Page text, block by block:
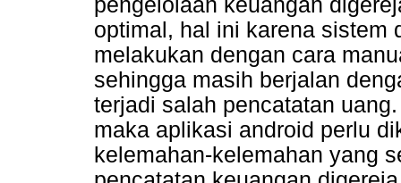
pengelolaan keuangan
optimal, hal ini karena sistem
melakukan dengan cara
sehingga masih berjalan
terjadi salah pencatatan
maka aplikasi android perlu
kelemahan-kelemahan yang